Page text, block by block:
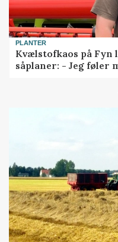
PLANTER
Kvælstofkaos på Fyn
såplaner: - Jeg føler